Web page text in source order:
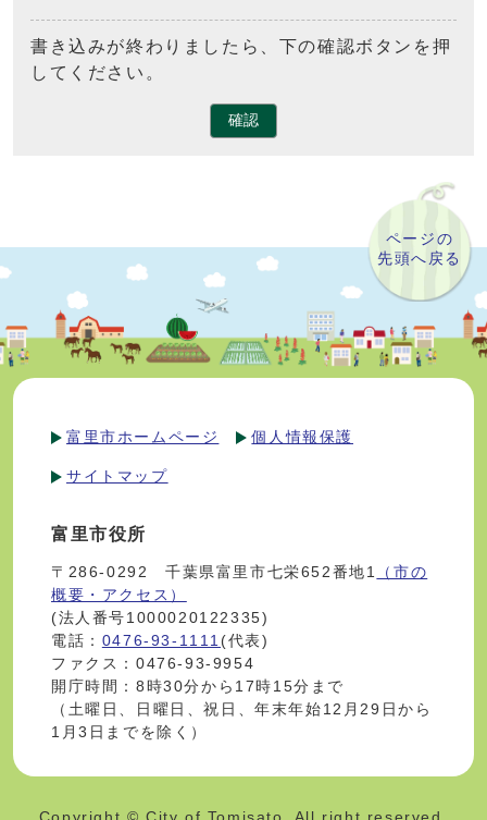
書き込みが終わりましたら、下の確認ボタンを押
してください。
確認
ページの
先頭へ戻る
富里市ホームページ 個人情報保護
サイトマップ
富里市役所
〒286-0292 千葉県富里市七栄652番地1
（市の
概要・アクセス）
(法人番号1000020122335)
電話： 0476-93-1111(代表)
ファクス：0476-93-9954
開庁時間：8時30分から17時15分まで
（土曜日、日曜日、祝日、年末年始12月29日から
1月3日までを除く）